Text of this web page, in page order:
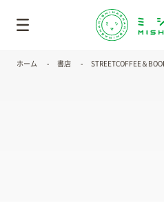
ホーム 書店 STREETCOFFEE＆